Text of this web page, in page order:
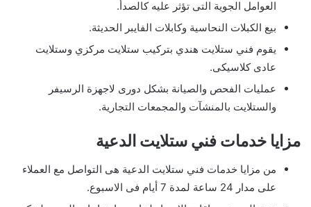
العوامل الجوية التى تؤثر عليه كالصدأ.
بيع الكبلات النحاسية وكابلات الفايبر الحديثة.
يقوم فني ستلايت هندي بتركيب ستلايت مركزي وستلايت
عادى كلاسيكى.
عمليات الفحص والصيانة بشكل دورى لاجهزة الرسيفر
والستلايت بالمنشآت والمجمعات التجارية.
مزايا خدمات فني ستلايت الدعية
من مزايا خدمات فني ستلايت الدعية هى التواصل مع العملاء
على مدار 24 ساعة لمدة 7 أيام فى الاسبوع.